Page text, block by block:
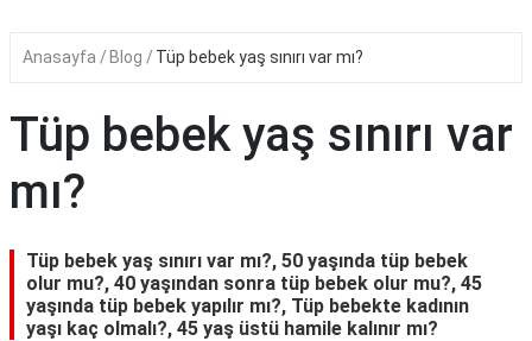
Anasayfa Blog Tüp bebek yaş sınırı var mı?
Tüp bebek yaş sınırı var
mı?
Tüp bebek yaş sınırı var mı?, 50 yaşında tüp bebek
olur mu?, 40 yaşından sonra tüp bebek olur mu?, 45
yaşında tüp bebek yapılır mı?, Tüp bebekte kadının
yaşı kaç olmalı?, 45 yaş üstü hamile kalınır mı?